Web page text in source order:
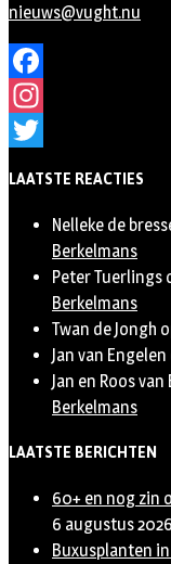
nieuws@vught.nu
Facebook
Instagram
LAATSTE REACTIES
Nelleke de
Berkelmans
Peter Tuerlings
Berkelmans
Twan de Jongh
Jan van Engelen
Jan en Roos van
Berkelmans
LAATSTE BERICHTEN
60+ en nog zin
6 augustus 2026
Buxusplanten